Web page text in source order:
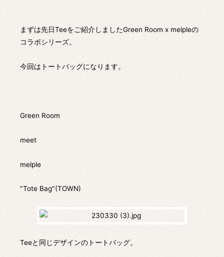
まずは先日Teeをご紹介しましたGreen Room x melpleの
コラボシリーズ。
今回はトートバッグになります。
Green Room
meet
melple
"Tote Bag"(TOWN)
Teeと同じデザインのトートバッグ。